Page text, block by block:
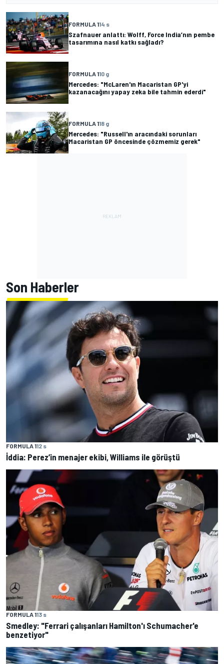
FORMULA 114 s
Szafnauer anlattı: Wolff, Force India’nın pembe
tasarımına nasıl katkı sağladı?
FORMULA 110 g
Mercedes: "McLaren'ın Macaristan GP'yi
kazanacağını yapay zeka bile tahmin ederdi"
FORMULA 118 g
Mercedes: "Russell'ın aracındaki sorunları
Macaristan GP öncesinde çözmemiz gerek"
Son Haberler
FORMULA 112 s
İddia: Perez’in menajer ekibi, Williams ile görüştü
FORMULA 113 s
Smedley: "Ferrari çalışanları Hamilton'ı Schumacher'e
benzetiyor"